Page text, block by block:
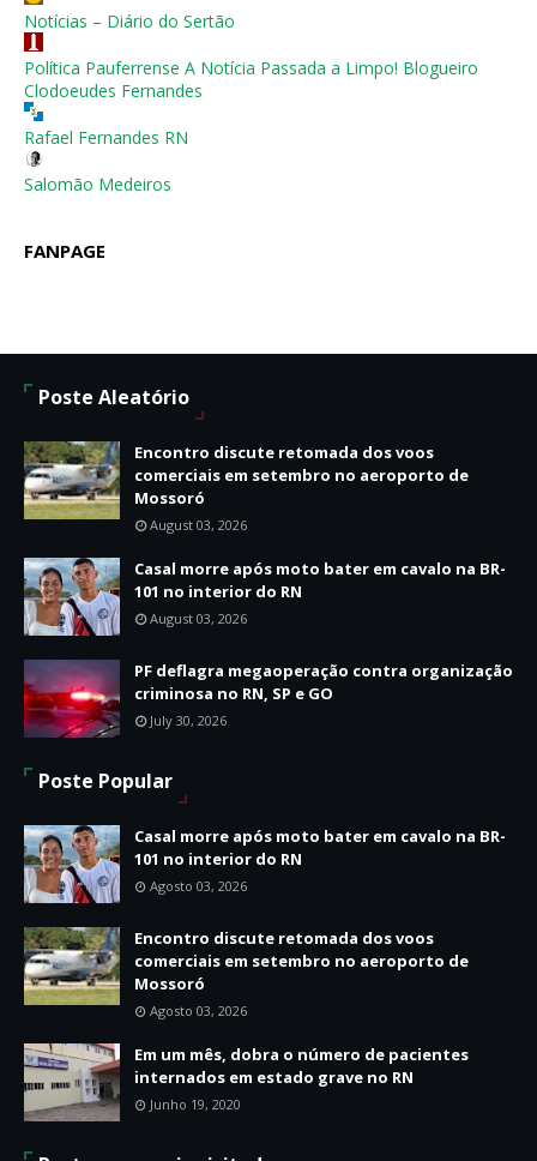
Notícias – Diário do Sertão
Política Pauferrense A Notícia Passada a Limpo! Blogueiro
Clodoeudes Fernandes
Rafael Fernandes RN
Salomão Medeiros
FANPAGE
Poste Aleatório
Encontro discute retomada dos voos
comerciais em setembro no aeroporto de
Mossoró
August 03, 2026
Casal morre após moto bater em cavalo na BR-
101 no interior do RN
August 03, 2026
PF deflagra megaoperação contra organização
criminosa no RN, SP e GO
July 30, 2026
Poste Popular
Casal morre após moto bater em cavalo na BR-
101 no interior do RN
Agosto 03, 2026
Encontro discute retomada dos voos
comerciais em setembro no aeroporto de
Mossoró
Agosto 03, 2026
Em um mês, dobra o número de pacientes
internados em estado grave no RN
Junho 19, 2020